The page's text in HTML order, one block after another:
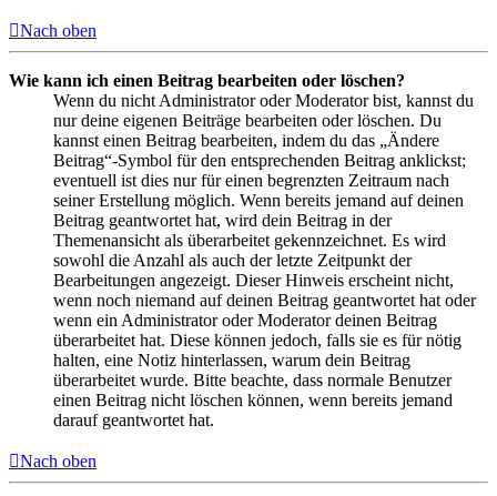
Nach oben
Wie kann ich einen Beitrag bearbeiten oder löschen?
Wenn du nicht Administrator oder Moderator bist, kannst du
nur deine eigenen Beiträge bearbeiten oder löschen. Du
kannst einen Beitrag bearbeiten, indem du das „Ändere
Beitrag“-Symbol für den entsprechenden Beitrag anklickst;
eventuell ist dies nur für einen begrenzten Zeitraum nach
seiner Erstellung möglich. Wenn bereits jemand auf deinen
Beitrag geantwortet hat, wird dein Beitrag in der
Themenansicht als überarbeitet gekennzeichnet. Es wird
sowohl die Anzahl als auch der letzte Zeitpunkt der
Bearbeitungen angezeigt. Dieser Hinweis erscheint nicht,
wenn noch niemand auf deinen Beitrag geantwortet hat oder
wenn ein Administrator oder Moderator deinen Beitrag
überarbeitet hat. Diese können jedoch, falls sie es für nötig
halten, eine Notiz hinterlassen, warum dein Beitrag
überarbeitet wurde. Bitte beachte, dass normale Benutzer
einen Beitrag nicht löschen können, wenn bereits jemand
darauf geantwortet hat.
Nach oben